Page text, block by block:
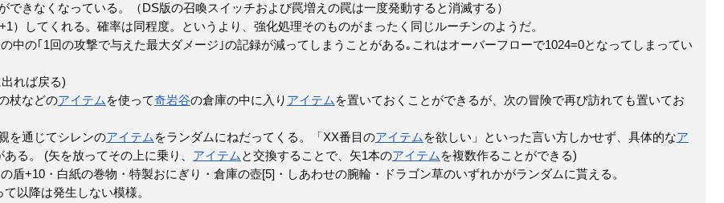
きなくなっている。（DS版の召喚スイッチおよび罠増えの罠は一度発動すると消滅する）
）してくれる。確率は同程度。というより、強化処理そのものがまったく同じルーチンのようだ。
中の｢1回の攻撃で与えた最大ダメージ｣の記録が減ってしまうことがある｡これはオーバーフローで1024=0となってしまってい
れば戻る)
杖などのアイテム を使って奇岩谷の倉庫の中に入り アイテム を置いておくことができるが、次の冒険で再び訪れても置いてお
を通じてシレンのアイテム をランダムにねだってくる。「XX番目のアイテム を欲しい」といった言い方しかせず、具体的なア
る。 (矢を放ってその上に乗り、 アイテム と交換することで、矢1本のアイテム を複数作ることができる)
盾+10・白紙の巻物・特製おにぎり・倉庫の壺[5]・しあわせの腕輪・ドラゴン草のいずれかがランダムに貰える。
以降は発生しない模様。